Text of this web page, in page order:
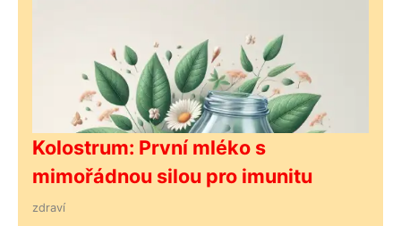
Kolostrum: První mléko s
mimořádnou silou pro imunitu
zdraví